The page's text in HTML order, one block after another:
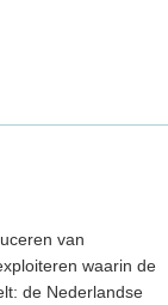
van
waarin de
de Nederlandse